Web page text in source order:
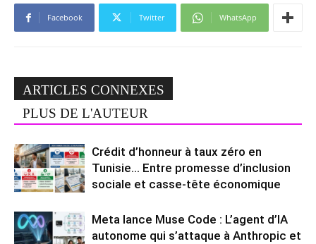
Facebook Twitter WhatsApp
ARTICLES CONNEXES
PLUS DE L'AUTEUR
Crédit d’honneur à taux zéro en
Tunisie… Entre promesse d’inclusion
sociale et casse-tête économique
Meta lance Muse Code : L’agent d’IA
autonome qui s’attaque à Anthropic et